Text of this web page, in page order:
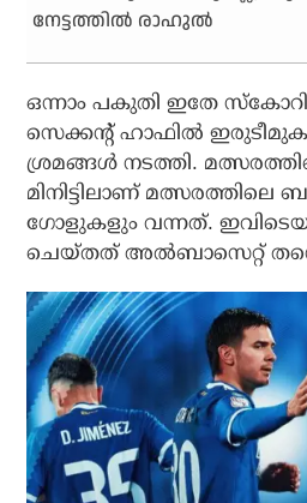
നേട്ടത്തില്‍ രാഹുല്‍
ഒന്നാം പകുതി ഇതേ
സെക്കന്റ് ഹാഫില്‍
ശ്രമങ്ങള്‍ നടത്തി.
മിനിട്ടിലാണ് മത്സരത്തിലെ
ഗോളുകളും വന്നത്.
ചെയ്തത് അല്‍ബാസെറ്റ്